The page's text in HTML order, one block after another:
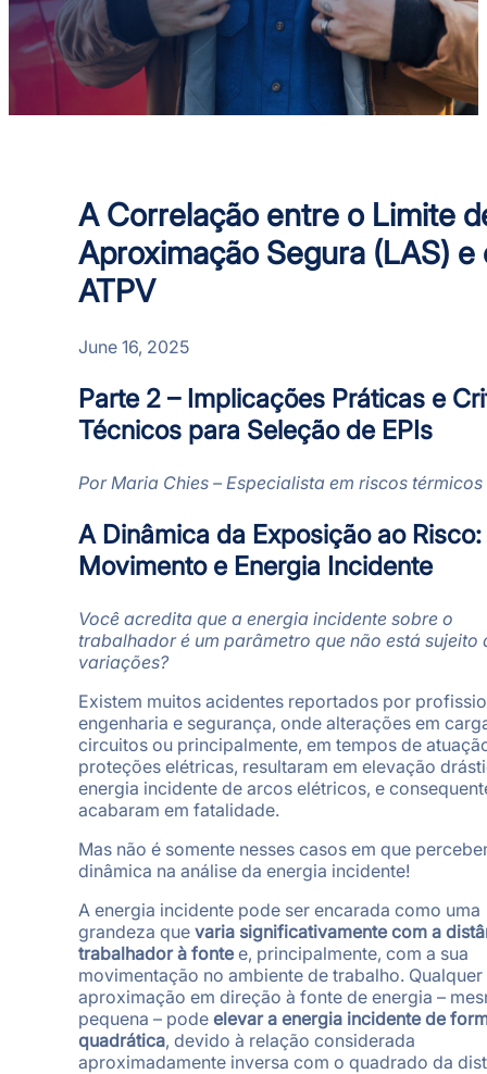
A Correlação entre o Limite
Aproximação Segura (LAS) e
ATPV
June 16, 2025
Parte 2 – Implicações Práticas e
Técnicos para Seleção de EPIs
Por Maria Chies – Especialista em riscos térmicos
A Dinâmica da Exposição ao Risco:
Movimento e Energia Incidente
Você acredita que a energia incidente sobre o
trabalhador é um parâmetro que não está sujeito
variações?
Existem muitos acidentes reportados por
engenharia e segurança, onde alterações em
circuitos ou principalmente, em tempos de
proteções elétricas, resultaram em elevação
energia incidente de arcos elétricos, e
acabaram em fatalidade.
Mas não é somente nesses casos em que
dinâmica na análise da energia incidente!
A energia incidente pode ser encarada como uma
grandeza que varia significativamente com a
trabalhador à fontee, principalmente, com a sua
movimentação no ambiente de trabalho. Qualquer
aproximação em direção à fonte de energia –
pequena – pode elevar a energia incidente de
quadrática, devido à relação considerada
aproximadamente inversa com o quadrado da